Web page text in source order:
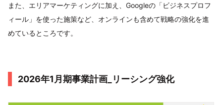
また、エリアマーケティングに加え、Googleの「ビジネスプロフ
ィール」を使った施策など、オンラインも含めて戦略の強化を進
めているところです。
2026年1月期事業計画_リーシング強化